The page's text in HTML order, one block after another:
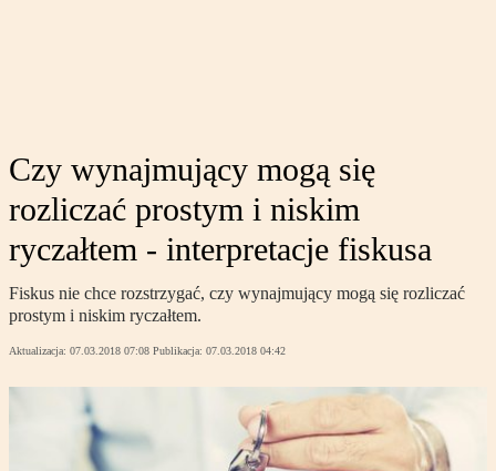
Czy wynajmujący mogą się
rozliczać prostym i niskim
ryczałtem - interpretacje fiskusa
Fiskus nie chce rozstrzygać, czy wynajmujący mogą się rozliczać
prostym i niskim ryczałtem.
Aktualizacja: 07.03.2018 07:08 Publikacja: 07.03.2018 04:42